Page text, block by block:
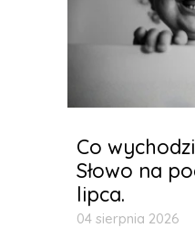
Co
Słowo na
lipca.
04 sierpnia 2026